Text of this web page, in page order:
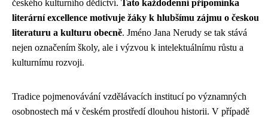
českého kulturního dědictví. Tato každodenní připomínka
literární excellence motivuje žáky k hlubšímu zájmu o českou
literaturu a kulturu obecně. Jméno Jana Nerudy se tak stává
nejen označením školy, ale i výzvou k intelektuálnímu růstu a
kulturnímu rozvoji.
Tradice pojmenovávání vzdělávacích institucí po významných
osobnostech má v českém prostředí dlouhou historii. V případě